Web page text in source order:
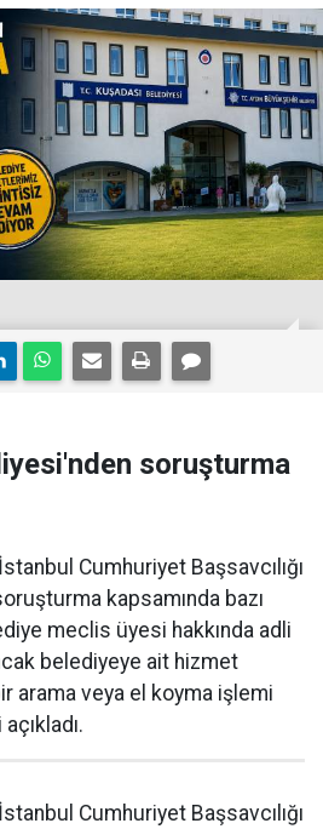
soruşturma
Cumhuriyet Başsavcılığı
kapsamında bazı
meclis üyesi hakkında adli
belediyeye ait hizmet
arama veya el koyma işlemi
Cumhuriyet Başsavcılığı